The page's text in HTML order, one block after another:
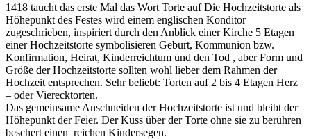
1418 taucht das erste Mal das Wort Torte auf Die Hochzeitstorte als
Höhepunkt des Festes wird einem englischen Konditor
zugeschrieben, inspiriert durch den Anblick einer Kirche 5 Etagen
einer Hochzeitstorte symbolisieren Geburt, Kommunion bzw.
Konfirmation, Heirat, Kinderreichtum und den Tod , aber Form und
Größe der Hochzeitstorte sollten wohl lieber dem Rahmen der
Hochzeit entsprechen. Sehr beliebt: Torten auf 2 bis 4 Etagen Herz
– oder Vierecktorten.
Das gemeinsame Anschneiden der Hochzeitstorte ist und bleibt der
Höhepunkt der Feier. Der Kuss über der Torte ohne sie zu berühren
beschert einen reichen Kindersegen.